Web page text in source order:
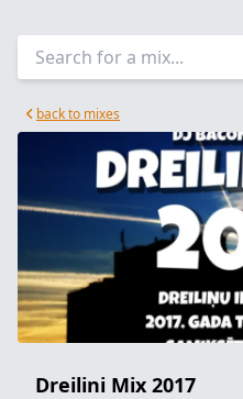
back to mixes
Dreilini Mix 2017